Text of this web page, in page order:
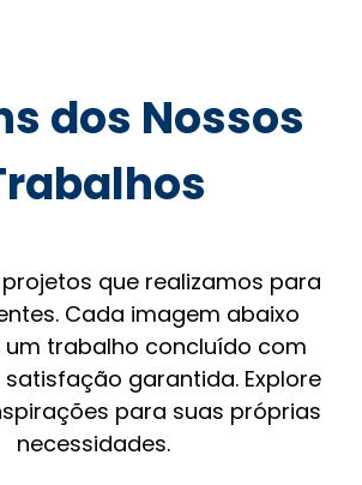
dos Nossos
que realizamos para
Cada imagem abaixo
um trabalho concluído com
satisfação garantida. Explore
para suas próprias
necessidades.